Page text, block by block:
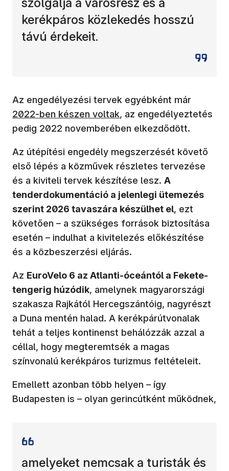
kerékpáros közlekedés hosszú
távú érdekeit.
Az engedélyezési tervek egyébként már
2022-ben készen voltak, az engedélyeztetés
pedig 2022 novemberében elkezdődött.
Az útépítési engedély megszerzését követő
első lépés a közművek részletes tervezése
és a kiviteli tervek készítése lesz. A
tenderdokumentáció a jelenlegi ütemezés
szerint 2026 tavaszára készülhet el, ezt
követően – a szükséges források biztosítása
esetén – indulhat a kivitelezés előkészítése
és a közbeszerzési eljárás.
Az EuroVelo 6 az Atlanti-óceántól a Fekete-
tengerig húzódik, amelynek magyarországi
szakasza Rajkától Hercegszántóig, nagyrészt
a Duna mentén halad. A kerékpárútvonalak
tehát a teljes kontinenst behálózzák azzal a
céllal, hogy megteremtsék a magas
színvonalú kerékpáros turizmus feltételeit.
Emellett azonban több helyen – így
Budapesten is – olyan gerincútként működnek,
amelyeket nemcsak a turisták és